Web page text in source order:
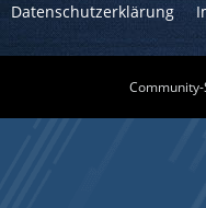
Datenschutzerklärung